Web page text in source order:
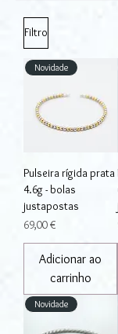
Filtro
Novidade
Pulseira rígida prata
4.6g - bolas
justapostas
Preço
69,00 €
Adicionar ao
carrinho
Novidade